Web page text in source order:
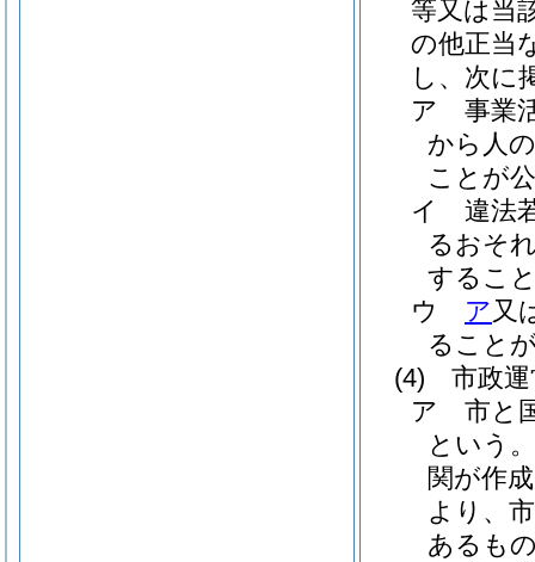
等又は当
の他正当
し、次に
ア
事業
から人
ことが
イ
違法
るおそ
するこ
ウ
ア 又
ること
(4)
市政
ア
市と
という
関が作
より、
あるも